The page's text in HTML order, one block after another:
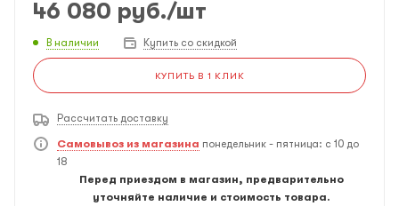
46 080 руб./шт
В наличии Купить со скидкой
КУПИТЬ В 1 КЛИК
Рассчитать доставку
Самовывоз из магазина понедельник - пятница: с 10 до
18
Перед приездом в магазин, предварительно
уточняйте наличие и стоимость товара.